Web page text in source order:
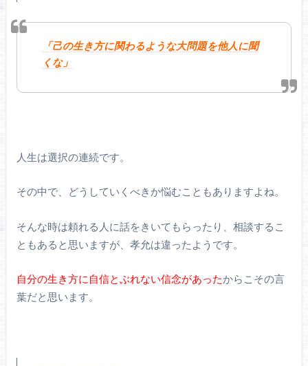
「己の生き方に関わるような大問題を他人に聞
くな」
人生は選択の連続です。
その中で、どうしていくべきか悩むこともありますよね。
そんな時は頼れる人に話をきいてもらったり、相談するこ
ともあると思いますが、孝允は違ったようです。
自分の生き方に自信とぶれない信念があったからこその言
葉だと思います。